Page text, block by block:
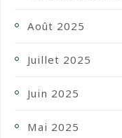
Août 2025
Juillet 2025
Juin 2025
Mai 2025